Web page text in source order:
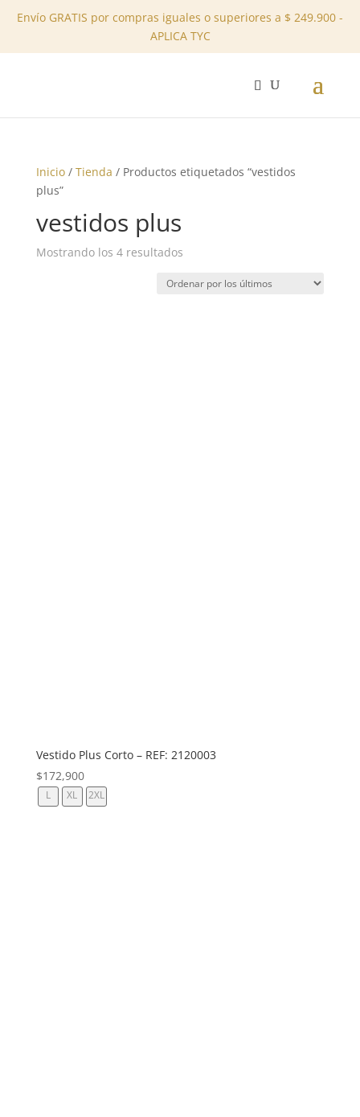
Envío GRATIS por compras iguales o superiores a $ 249.900 -
APLICA TYC
✕
Inicio/ Tienda / Productos etiquetados “vestidos
plus”
vestidos plus
Mostrando los 4 resultadosOrdenado
los
Vestido Plus Corto – REF: 2120003
$172,900
L XL 2XL